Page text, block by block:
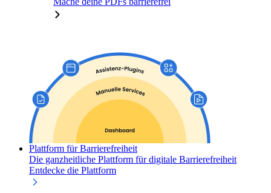
Plattform für Barrierefreiheit
Die ganzheitliche Plattform für digitale Barrierefreiheit
Entdecke die Plattform